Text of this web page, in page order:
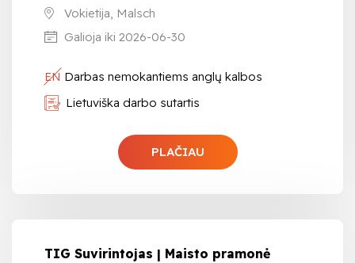
Vokietija, Malsch
Galioja iki 2026-06-30
EN Darbas nemokantiems anglų kalbos
Lietuviška darbo sutartis
PLAČIAU
TIG Suvirintojas | Maisto pramonė